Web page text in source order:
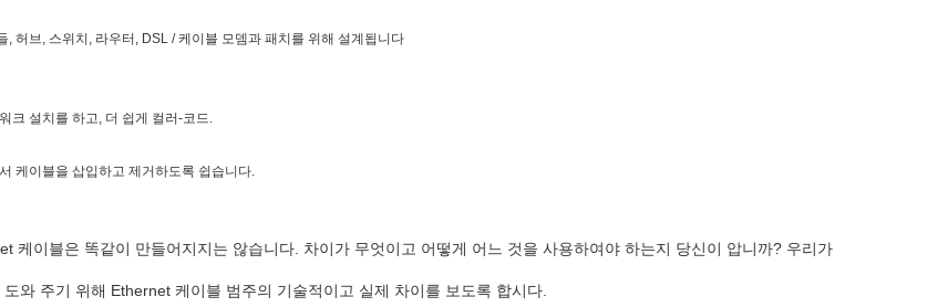
, 허브, 스위치, 라우터, DSL / 케이블 모뎀과 패치를 위해 설계됩니다
크 설치를 하고, 더 쉽게 컬러-코드.
케이블을 삽입하고 제거하도록 쉽습니다.
케이블은 똑같이 만들어지지는 않습니다. 차이가 무엇이고 어떻게 어느 것을 사용하여야 하는지 당신이 압니까? 우리가
와 주기 위해 Ethernet 케이블 범주의 기술적이고 실제 차이를 보도록 합시다.